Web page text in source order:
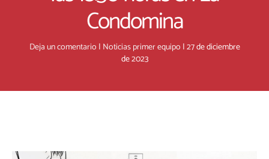
Condomina
Deja un comentario | Noticias primer equipo |27 de diciembre
de 2023